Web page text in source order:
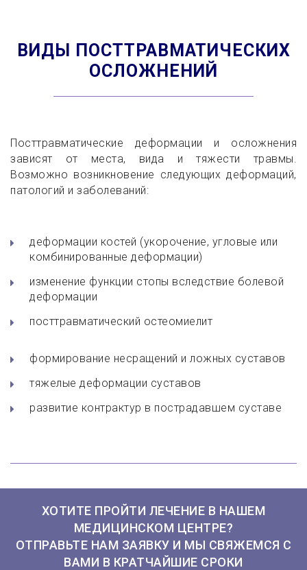
ВИДЫ ПОСТТРАВМАТИЧЕСКИХ
ОСЛОЖНЕНИЙ
Посттравматические деформации и осложнения
зависят от места, вида и тяжести травмы.
Возможно возникновение следующих деформаций,
патологий и заболеваний:
деформации костей (укорочение, угловые или
комбинированные деформации)
изменение функции стопы вследствие болевой
деформации
посттравматический остеомиелит
формирование несращений и ложных суставов
тяжелые деформации суставов
развитие контрактур в пострадавшем суставе
ХОТИТЕ ПРОЙТИ ЛЕЧЕНИЕ В НАШЕМ
МЕДИЦИНСКОМ ЦЕНТРЕ?
ОТПРАВЬТЕ НАМ ЗАЯВКУ И МЫ СВЯЖЕМСЯ С
ВАМИ В КРАТЧАЙШИЕ СРОКИ